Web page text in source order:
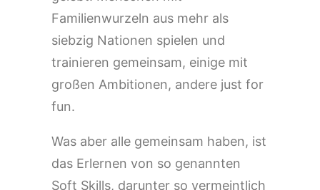
Familienwurzeln aus mehr als
siebzig Nationen spielen und
trainieren gemeinsam, einige mit
großen Ambitionen, andere just for
fun.
Was aber alle gemeinsam haben, ist
das Erlernen von so genannten
Soft Skills, darunter so vermeintlich